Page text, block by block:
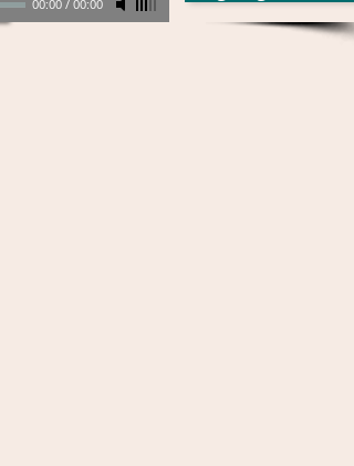
00:00 / 00:00